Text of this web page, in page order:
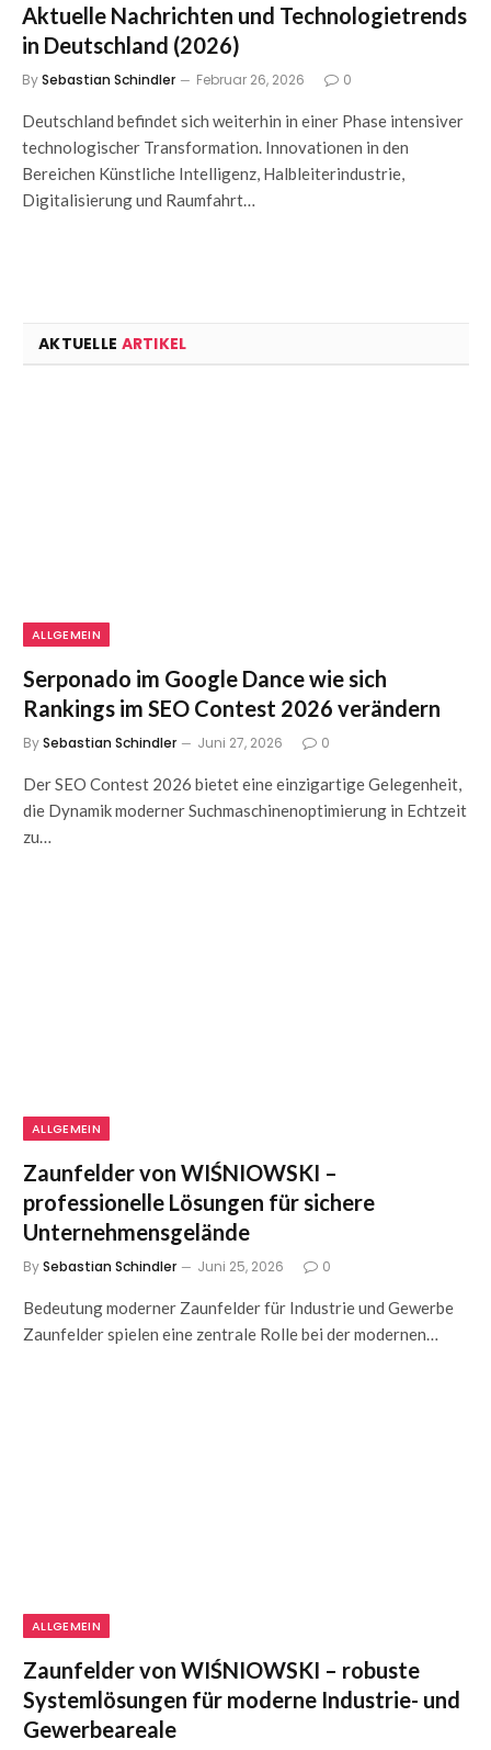
Aktuelle Nachrichten und Technologietrends
in Deutschland (2026)
BySebastian Schindler Februar 26, 2026 0
Deutschland befindet sich weiterhin in einer Phase intensiver
technologischer Transformation. Innovationen in den
Bereichen Künstliche Intelligenz, Halbleiterindustrie,
Digitalisierung und Raumfahrt…
AKTUELLE ARTIKEL
ALLGEMEIN
Serponado im Google Dance wie sich
Rankings im SEO Contest 2026 verändern
BySebastian Schindler Juni 27, 2026 0
Der SEO Contest 2026 bietet eine einzigartige Gelegenheit,
die Dynamik moderner Suchmaschinenoptimierung in Echtzeit
zu…
ALLGEMEIN
Zaunfelder von WIŚNIOWSKI –
professionelle Lösungen für sichere
Unternehmensgelände
BySebastian Schindler Juni 25, 2026 0
Bedeutung moderner Zaunfelder für Industrie und Gewerbe
Zaunfelder spielen eine zentrale Rolle bei der modernen…
ALLGEMEIN
Zaunfelder von WIŚNIOWSKI – robuste
Systemlösungen für moderne Industrie- und
Gewerbeareale